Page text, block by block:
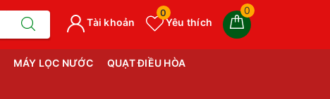
0
Yêu thích
0
Tài khoản
MÁY LỌC NƯỚC QUẠT ĐIỀU HÒA